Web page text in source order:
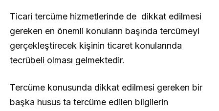
Ticari tercüme hizmetlerinde de dikkat edilmesi
gereken en önemli konuların başında tercümeyi
gerçekleştirecek kişinin ticaret konularında
tecrübeli olması gelmektedir.
Tercüme konusunda dikkat edilmesi gereken bir
başka husus ta tercüme edilen bilgilerin